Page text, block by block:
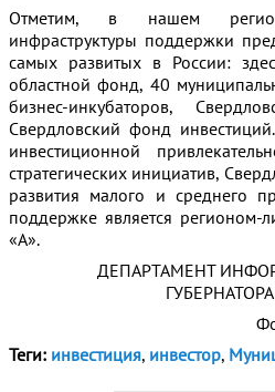
Отметим, в нашем
инфраструктуры поддержки
самых развитых в России:
областной фонд, 40
бизнес-инкубаторов,
Свердловский фонд
инвестиционной
стратегических инициатив,
развития малого и среднего
поддержке является регионом-
«А».
ДЕПАРТАМЕНТ
Теги: инвестиция, инвестор,